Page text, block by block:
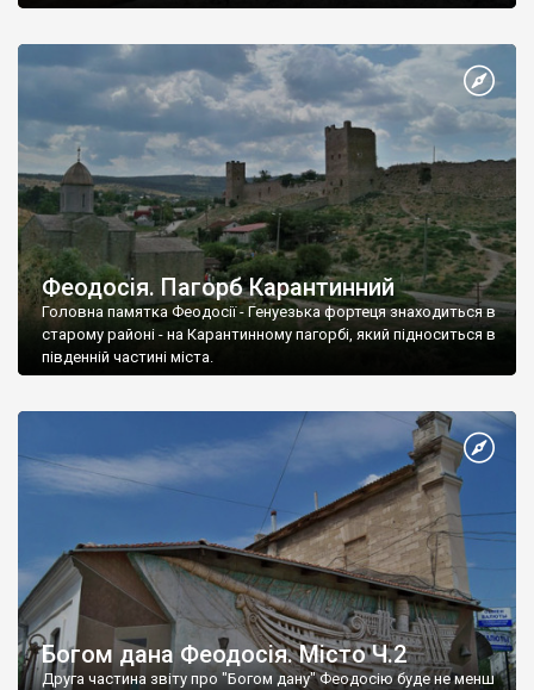
Феодосія. Пагорб Карантинний
Головна памятка Феодосії - Генуезька фортеця знаходиться в
старому районі - на Карантинному пагорбі, який підноситься в
південній частині міста.
Богом дана Феодосія. Місто Ч.2
Друга частина звіту про "Богом дану" Феодосію буде не менш